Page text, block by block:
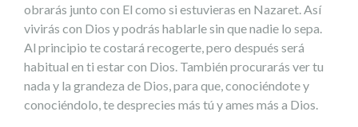
obrarás junto con El como si estuvieras en Nazaret. Así
vivirás con Dios y podrás hablarle sin que nadie lo sepa.
Al principio te costará recogerte, pero después será
habitual en ti estar con Dios. También procurarás ver tu
nada y la grandeza de Dios, para que, conociéndote y
conociéndolo, te desprecies más tú y ames más a Dios.